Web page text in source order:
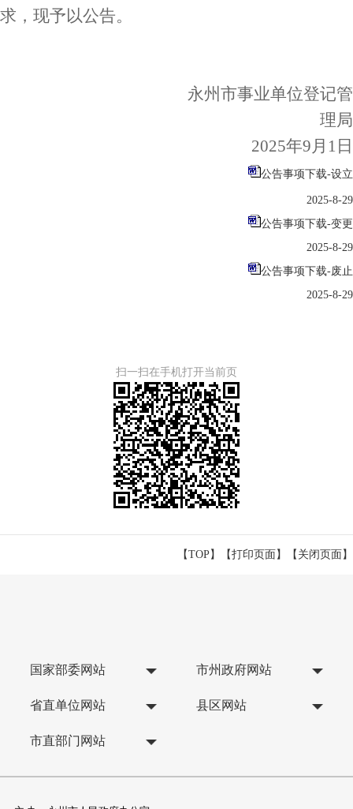
求， 现予以公告。
永州市事业单位登记管
理局
2025年9 月 1 日
公告事项下载-设立
2025-8-29
公告事项下载-变更
2025-8-29
公告事项下载-废止
2025-8-29
扫一扫在手机打开当前页
【TOP】 【打印页面】【 关闭页面】
国家部委网站 市州政府网站
省直单位网站 县区网站
市直部门网站